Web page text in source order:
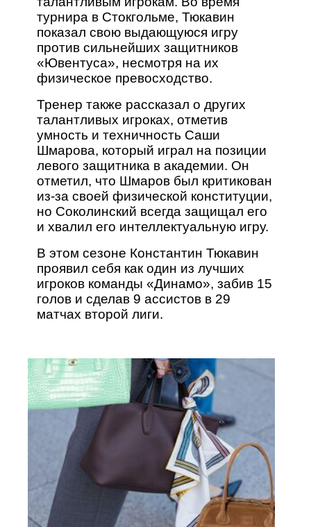
турнира в Стокгольме, Тюкавин
показал свою выдающуюся игру
против сильнейших защитников
«Ювентуса», несмотря на их
физическое превосходство.
Тренер также рассказал о других
талантливых игроках, отметив
умность и техничность Саши
Шмарова, который играл на позиции
левого защитника в академии. Он
отметил, что Шмаров был критикован
из-за своей физической конституции,
но Соколинский всегда защищал его
и хвалил его интеллектуальную игру.
В этом сезоне Константин Тюкавин
проявил себя как один из лучших
игроков команды «Динамо», забив 15
голов и сделав 9 ассистов в 29
матчах второй лиги.